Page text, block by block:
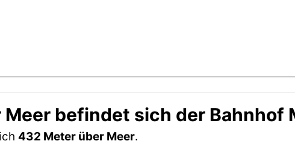
befindet sich der Bahnhof
432 Meter über Meer.